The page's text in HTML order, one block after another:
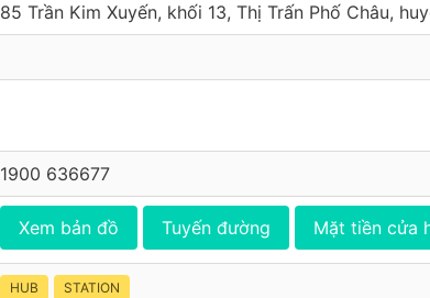
85 Trần Kim Xuyến, khối 13, Thị Trấn Phố Châu,
1900 636677
Xem bản đồ Tuyến đường Mặt tiền cửa
HUB STATION